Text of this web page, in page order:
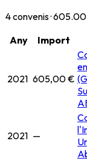
4convenis ·
Any
Import
2021 605,00 €
2021 —